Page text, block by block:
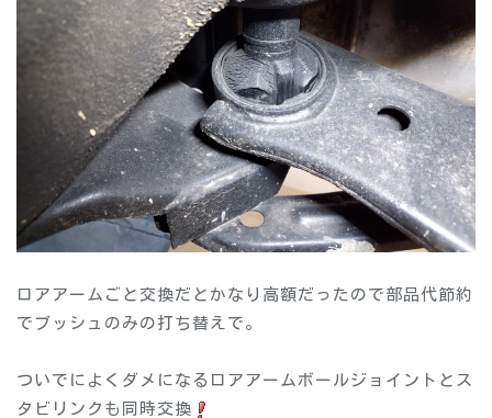
ロアアームごと交換だとかなり高額だったので部品代節約
でブッシュのみの打ち替えで。
ついでによくダメになるロアアームボールジョイントとス
タビリンクも同時交換